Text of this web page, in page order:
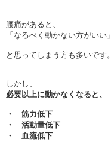
腰痛があると、
「なるべく動かない方がいい」
と思ってしまう方も多いです。
しかし、
必要以上に動かなくなると、
・ 筋力低下
・ 活動量低下
・ 血流低下